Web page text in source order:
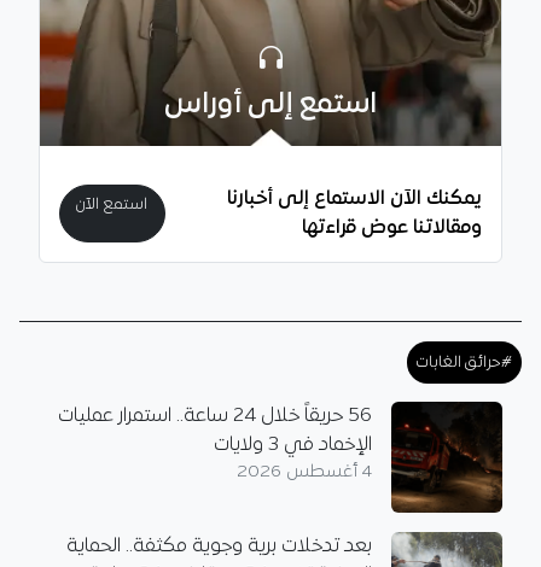
استمع إلى أوراس
يمكنك الآن الاستماع إلى أخبارنا
ومقالاتنا عوض قراءتها
استمع الآن
#حرائق الغابات
56 حريقاً خلال 24 ساعة.. استمرار عمليات
الإخماد في 3 ولايات
4 أغسطس 2026
بعد تدخلات برية وجوية مكثفة.. الحماية